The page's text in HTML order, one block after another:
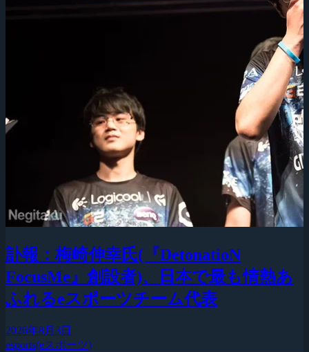
訃報：梅崎伸幸氏(『DetonatioN
FocusMe』創設者)、日本で最も情熱あ
ふれるeスポーツチーム代表
2026年8月3日
esports(eスポーツ)